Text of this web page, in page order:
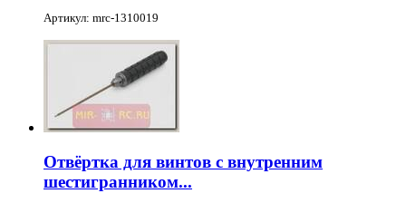
Артикул: mrc-1310019
Отвёртка для винтов с внутренним
шестигранником...